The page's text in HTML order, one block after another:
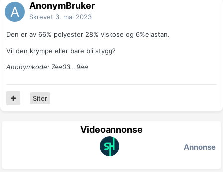
AnonymBruker
Skrevet 3. mai 2023
Den er av 66% polyester 28% viskose og 6%elastan.
Vil den krympe eller bare bli stygg?
Anonymkode: 7ee03...9ee
Siter
Videoannonse
Annonse